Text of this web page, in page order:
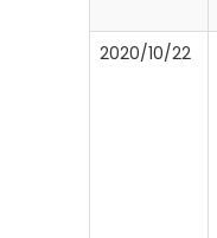
2020/10/22